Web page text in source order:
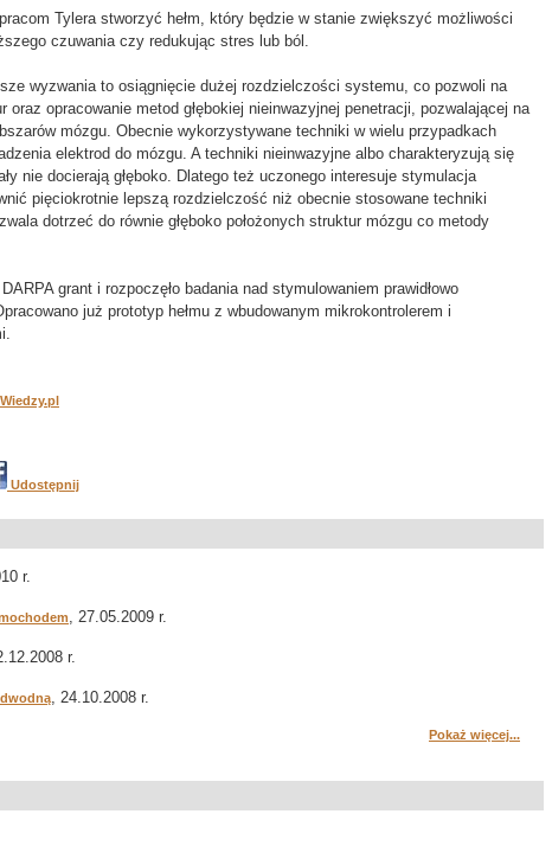
Tylera stworzyć hełm, który będzie w stanie zwiększyć możliwości
czuwania czy redukując stres lub ból.
wyzwania to osiągnięcie dużej rozdzielczości systemu, co pozwoli na
oraz opracowanie metod głębokiej nieinwazyjnej penetracji, pozwalającej na
mózgu. Obecnie wykorzystywane techniki w wielu przypadkach
elektrod do mózgu. A techniki nieinwazyjne albo charakteryzują się
nie docierają głęboko. Dlatego też uczonego interesuje stymulacja
pięciokrotnie lepszą rozdzielczość niż obecnie stosowane techniki
dotrzeć do równie głęboko położonych struktur mózgu co metody
grant i rozpoczęło badania nad stymulowaniem prawidłowo
już prototyp hełmu z wbudowanym mikrokontrolerem i
Udostępnij
r.
, 27.05.2009 r.
r.
, 24.10.2008 r.
Pokaż więcej...